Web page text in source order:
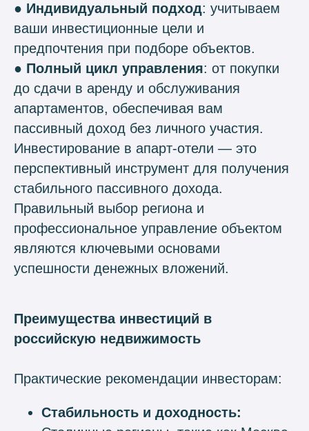
● Индивидуальный подход: учитываем
ваши инвестиционные цели и
предпочтения при подборе объектов. ​
● Полный цикл управления: от покупки
до сдачи в аренду и обслуживания
апартаментов, обеспечивая вам
пассивный доход без личного участия.​
Инвестирование в апарт-отели — это
перспективный инструмент для получения
стабильного пассивного дохода.
Правильный выбор региона и
профессиональное управление объектом
являются ключевыми основами
успешности денежных вложений.
Преимущества инвестиций в
российскую недвижимость
Практические рекомендации инвесторам:
Стабильность и доходность: